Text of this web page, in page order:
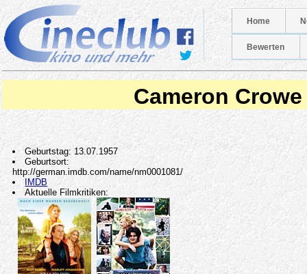
Home
Bewerten
Cameron Crowe
Geburtstag: 13.07.1957
Geburtsort:
http://german.imdb.com/name/nm0001081/
IMDB
Aktuelle Filmkritiken: